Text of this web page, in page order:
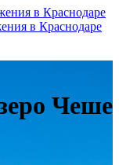
в Краснодаре
в Краснодаре
Чеше